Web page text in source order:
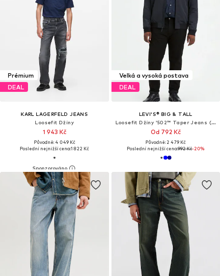
Prémium
DEAL
KARL LAGERFELD JEANS
Loosefit Džíny
1 943 Kč
Původně: 4 049 Kč
Poslední nejnižší cena:1 822 Kč
Velká a vysoká postava
DEAL
LEVI'S® BIG & TALL
Loosefit Džíny '502™ Taper Jeans (Big & Tall)'
Od 792 Kč
Původně: 2 479 Kč
Poslední nejnižší cena:992 Kč-20%